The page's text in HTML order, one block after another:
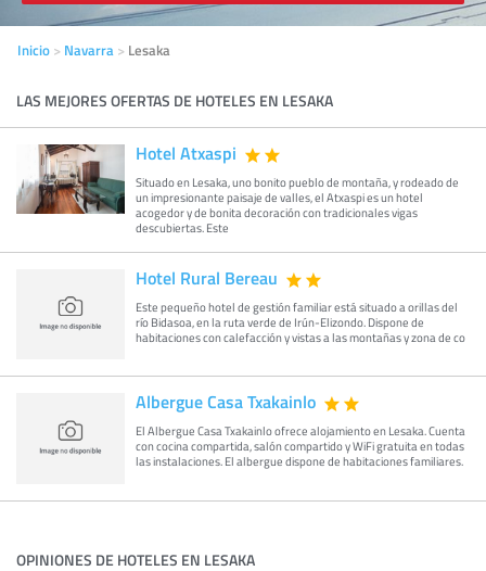
Inicio Navarra Lesaka
LAS MEJORES OFERTAS DE HOTELES EN LESAKA
Hotel Atxaspi
Situado en Lesaka, uno bonito pueblo de montaña, y rodeado de
un impresionante paisaje de valles, el Atxaspi es un hotel
acogedor y de bonita decoración con tradicionales vigas
descubiertas. Este
Hotel Rural Bereau
Este pequeño hotel de gestión familiar está situado a orillas del
río Bidasoa, en la ruta verde de Irún-Elizondo. Dispone de
habitaciones con calefacción y vistas a las montañas y zona de co
Albergue Casa Txakainlo
El Albergue Casa Txakainlo ofrece alojamiento en Lesaka. Cuenta
con cocina compartida, salón compartido y WiFi gratuita en todas
las instalaciones. El albergue dispone de habitaciones familiares.
OPINIONES DE HOTELES EN LESAKA